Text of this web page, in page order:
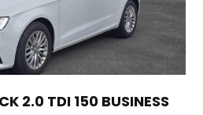
2.0 TDI 150 BUSINESS